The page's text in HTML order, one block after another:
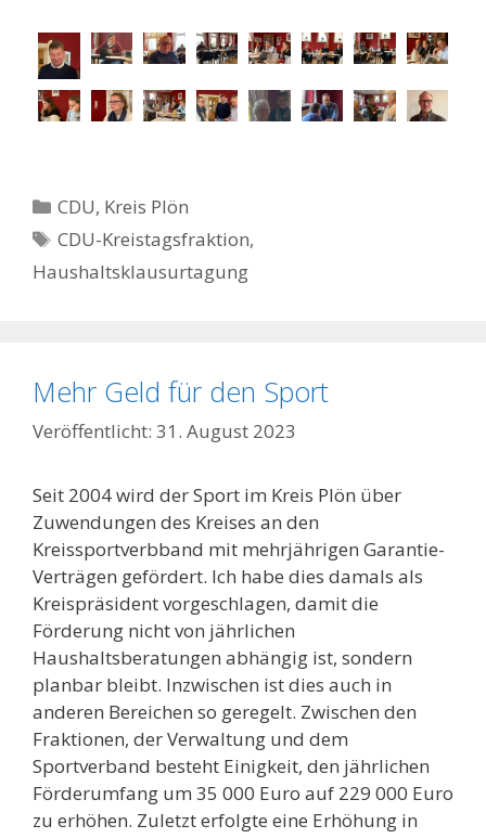
Kategorien
CDU, Kreis Plön
Schlagwörter
CDU-Kreistagsfraktion,
Haushaltsklausurtagung
Mehr Geld für den Sport
31. August 2023
Seit 2004 wird der Sport im Kreis Plön über
Zuwendungen des Kreises an den
Kreissportverbband mit mehrjährigen Garantie-
Verträgen gefördert. Ich habe dies damals als
Kreispräsident vorgeschlagen, damit die
Förderung nicht von jährlichen
Haushaltsberatungen abhängig ist, sondern
planbar bleibt. Inzwischen ist dies auch in
anderen Bereichen so geregelt. Zwischen den
Fraktionen, der Verwaltung und dem
Sportverband besteht Einigkeit, den jährlichen
Förderumfang um 35 000 Euro auf 229 000 Euro
zu erhöhen. Zuletzt erfolgte eine Erhöhung in